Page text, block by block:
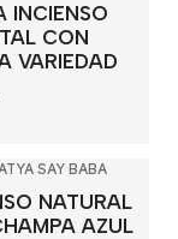
INCIENSO
CON
VARIEDAD
SAY BABA
NATURAL
AZUL